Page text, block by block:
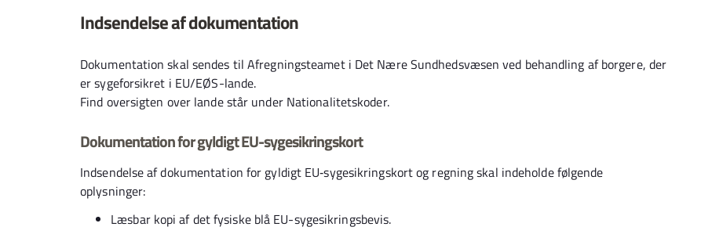
Indsendelse af dokumentation
Dokumentation skal sendes til Afregningsteamet i Det Nære Sundhedsvæsen ved behandling af borgere, der
er sygeforsikret i EU/EØS-lande.
Find oversigten over lande står under Nationalitetskoder.
Dokumentation for gyldigt EU-sygesikringskort
Indsendelse af dokumentation for gyldigt EU‐sygesikringskort og regning skal indeholde følgende
oplysninger:
Læsbar kopi af det fysiske blå EU-sygesikringsbevis.